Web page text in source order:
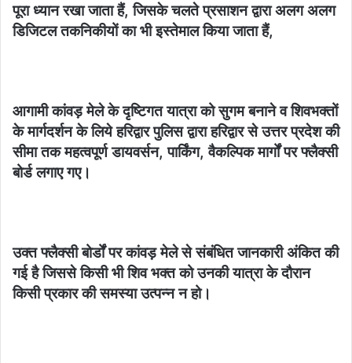
पूरा ध्यान रखा जाता हैं, जिसके चलते प्रसाशन द्वारा अलग अलग
डिजिटल तकनिकीयों का भी इस्तेमाल किया जाता हैं,
आगामी कांवड़ मेले के दृष्टिगत यात्रा को सुगम बनाने व शिवभक्तों
के मार्गदर्शन के लिये हरिद्वार पुलिस द्वारा हरिद्वार से उत्तर प्रदेश की
सीमा तक महत्वपूर्ण डायवर्सन, पार्किंग, वैकल्पिक मार्गों पर फ्लैक्सी
बोर्ड लगाए गए।
उक्त फ्लैक्सी बोर्डों पर कांवड़ मेले से संबंधित जानकारी अंकित की
गई है जिससे किसी भी शिव भक्त को उनकी यात्रा के दौरान
किसी प्रकार की समस्या उत्पन्न न हो।